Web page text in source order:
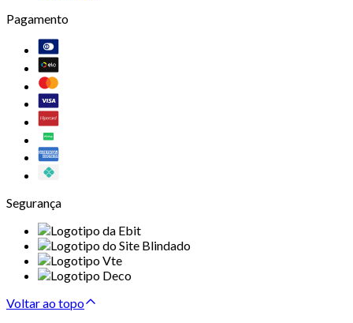
Pagamento
Segurança
Voltar ao topo